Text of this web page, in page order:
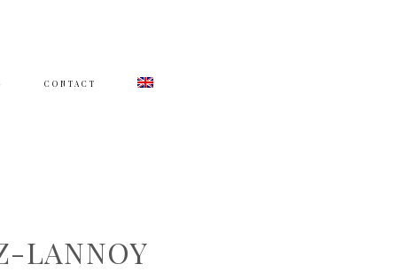
CONTACT
LANNOY